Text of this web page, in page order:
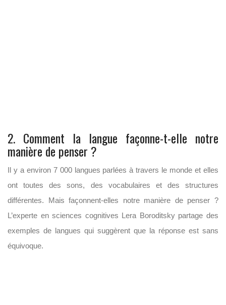
2. Comment la langue façonne-t-elle notre
manière de penser ?
Il y a environ 7 000 langues parlées à travers le monde et elles
ont toutes des sons, des vocabulaires et des structures
différentes. Mais façonnent-elles notre manière de penser ?
L’experte en sciences cognitives Lera Boroditsky partage des
exemples de langues qui suggèrent que la réponse est sans
équivoque.